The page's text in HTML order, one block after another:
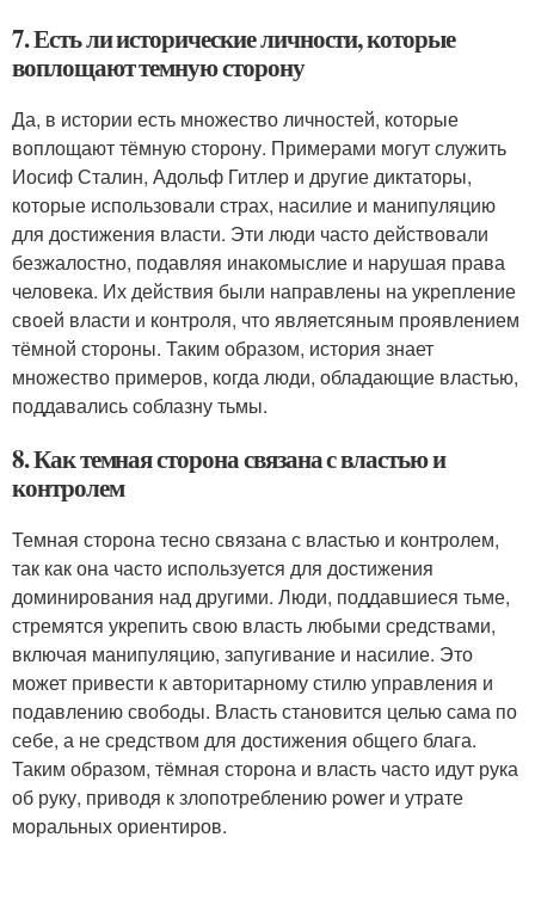
7. Есть ли исторические личности, которые
воплощают темную сторону
Да, в истории есть множество личностей, которые
воплощают тёмную сторону. Примерами могут служить
Иосиф Сталин, Адольф Гитлер и другие диктаторы,
которые использовали страх, насилие и манипуляцию
для достижения власти. Эти люди часто действовали
безжалостно, подавляя инакомыслие и нарушая права
человека. Их действия были направлены на укрепление
своей власти и контроля, что являетсяным проявлением
тёмной стороны. Таким образом, история знает
множество примеров, когда люди, обладающие властью,
поддавались соблазну тьмы.
8. Как темная сторона связана с властью и
контролем
Темная сторона тесно связана с властью и контролем,
так как она часто используется для достижения
доминирования над другими. Люди, поддавшиеся тьме,
стремятся укрепить свою власть любыми средствами,
включая манипуляцию, запугивание и насилие. Это
может привести к авторитарному стилю управления и
подавлению свободы. Власть становится целью сама по
себе, а не средством для достижения общего блага.
Таким образом, тёмная сторона и власть часто идут рука
об руку, приводя к злопотреблению power и утрате
моральных ориентиров.